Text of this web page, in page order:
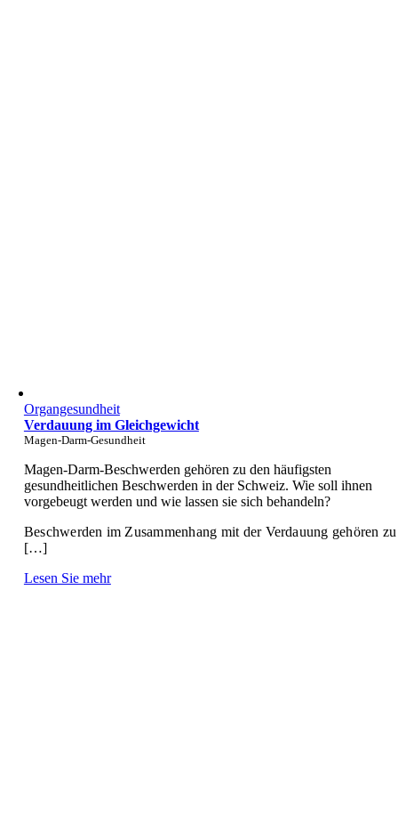
Organgesundheit
Verdauung im Gleichgewicht
Magen-Darm-Gesundheit
Magen-Darm-Beschwerden gehören zu den häufigsten
gesundheitlichen Beschwerden in der Schweiz. Wie soll ihnen
vorgebeugt werden und wie lassen sie sich behandeln?
Beschwerden im Zusammenhang mit der Verdauung gehören zu
[…]
Lesen Sie mehr